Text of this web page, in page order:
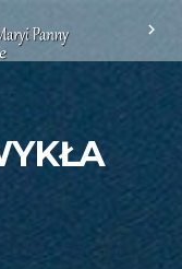
chevron_right